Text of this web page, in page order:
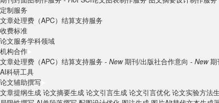
定制服务
文章处理费（APC）结算支持服务
收费标准
论文服务学科领域
机构合作
文章处理费（APC）结算支持服务 - New 期刊/出版社合作意向 - New
AI科研工具
论文辅助撰写
文章提纲生成 论文摘要生成 论文引言生成 论文引言优化 论文实验方法